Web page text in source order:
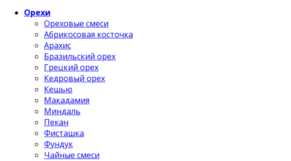
Орехи
Ореховые смеси
Абрикосовая косточка
Арахис
Бразильский орех
Грецкий орех
Кедровый орех
Кешью
Макадамия
Миндаль
Пекан
Фисташка
Фундук
Чайные смеси